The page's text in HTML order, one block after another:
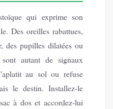
qui exprime son
Des oreilles rabattues,
des pupilles dilatées ou
autant de signaux
au sol ou refuse
le destin. Installez-le
à dos et accordez-lui